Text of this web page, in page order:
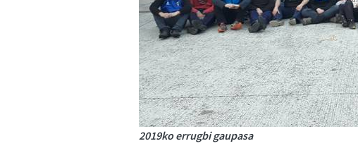
2019ko errugbi gaupasa